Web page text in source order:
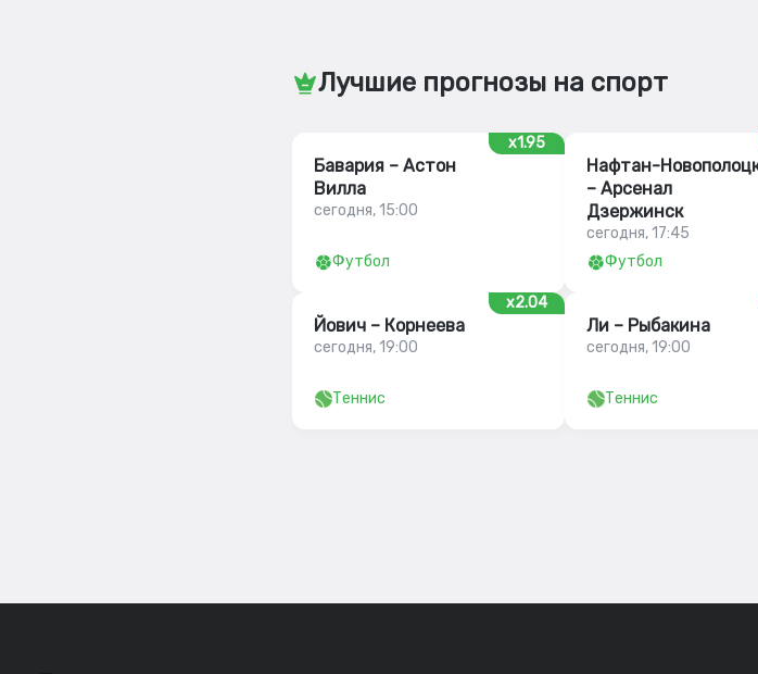
Лучшие прогнозы на спорт
x1.95
Бавария – Астон
Вилла
сегодня, 15:00
Футбол
Нафтан-
– Арсенал
Дзержинск
сегодня, 17:45
Футбол
x2.04
Йович – Корнеева
сегодня, 19:00
Теннис
Ли – Рыбакина
сегодня, 19:00
Теннис